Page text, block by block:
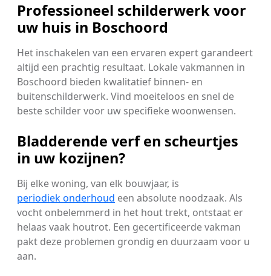
Professioneel schilderwerk voor
uw huis in Boschoord
Het inschakelen van een ervaren expert garandeert
altijd een prachtig resultaat. Lokale vakmannen in
Boschoord bieden kwalitatief binnen- en
buitenschilderwerk. Vind moeiteloos en snel de
beste schilder voor uw specifieke woonwensen.
Bladderende verf en scheurtjes
in uw kozijnen?
Bij elke woning, van elk bouwjaar, is
periodiek onderhoud een absolute noodzaak. Als
vocht onbelemmerd in het hout trekt, ontstaat er
helaas vaak houtrot. Een gecertificeerde vakman
pakt deze problemen grondig en duurzaam voor u
aan.